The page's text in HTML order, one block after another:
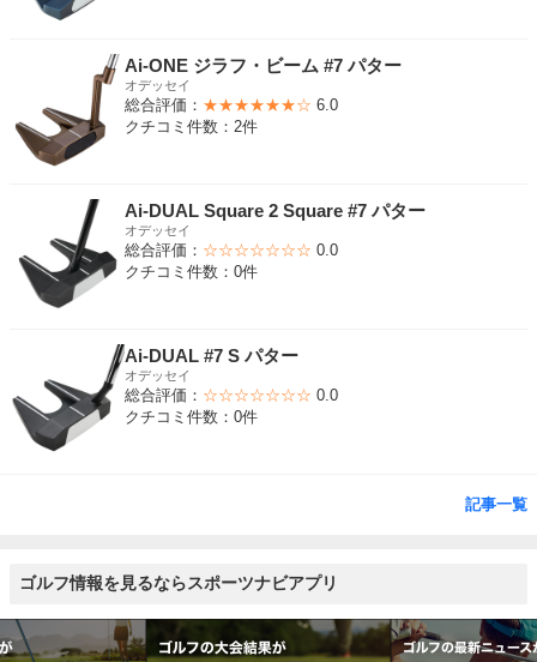
Ai-ONE ジラフ・ビーム #7 パター
オデッセイ
総合評価： ★★★★★★☆ 6.0
クチコミ件数：2件
Ai-DUAL Square 2 Square #7 パター
オデッセイ
総合評価： ☆☆☆☆☆☆☆ 0.0
クチコミ件数：0件
Ai-DUAL #7 S パター
オデッセイ
総合評価： ☆☆☆☆☆☆☆ 0.0
クチコミ件数：0件
記事一覧
ゴルフ情報を見るならスポーツナビアプリ